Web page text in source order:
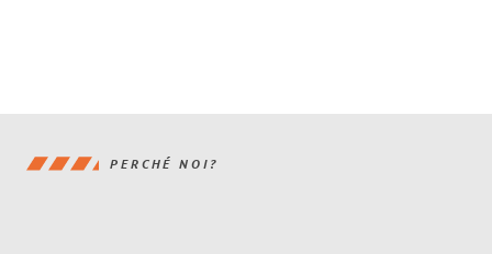
PERCHÉ NOI?